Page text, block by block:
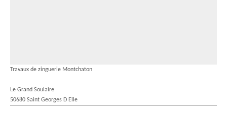
Travaux de zinguerie Montchaton
Le Grand Soulaire
50680 Saint Georges D Elle